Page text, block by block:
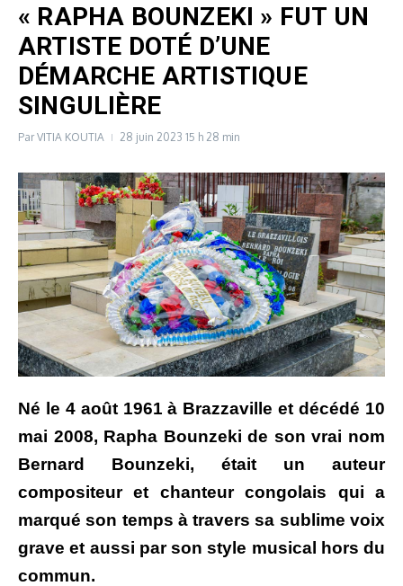
« RAPHA BOUNZEKI » FUT UN
ARTISTE DOTÉ D’UNE
DÉMARCHE ARTISTIQUE
SINGULIÈRE
ParVITIA KOUTIA 28 juin 2023 15 h 28 min
Né le 4 août 1961 à Brazzaville et décédé 10
mai 2008, Rapha Bounzeki de son vrai nom
Bernard Bounzeki, était un auteur
compositeur et chanteur congolais qui a
marqué son temps à travers sa sublime voix
grave et aussi par son style musical hors du
commun.